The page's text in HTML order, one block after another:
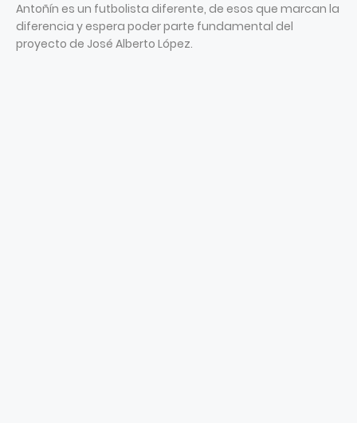
Antoñín es un futbolista diferente, de esos que marcan la
diferencia y espera poder parte fundamental del
proyecto de José Alberto López.